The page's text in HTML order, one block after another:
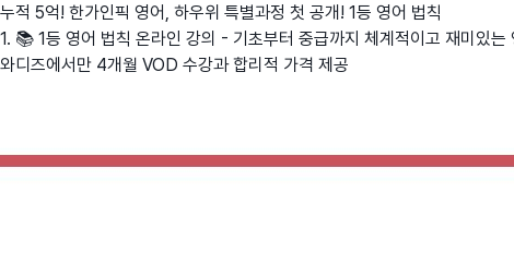
누적 5억! 한가인픽 영어, 하우위 특별과정 첫 공개! 1등 영어 법칙
1. 📚 1등 영어 법칙 온라인 강의 - 기초부터 중급까지 체계적이고 재미있
와디즈에서만 4개월 VOD 수강과 합리적 가격 제공